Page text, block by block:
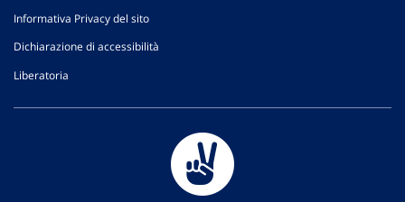
Informativa Privacy del sito
Dichiarazione di accessibilità
Liberatoria